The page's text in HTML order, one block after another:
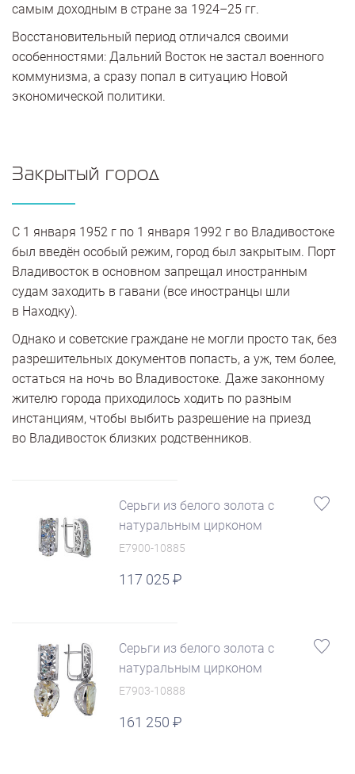
самым доходным в стране за 1924–25 гг.
Восстановительный период отличался своими
особенностями: Дальний Восток не застал военного
коммунизма, а сразу попал в ситуацию Новой
экономической политики.
Закрытый город
С 1 января 1952 г по 1 января 1992 г во Владивостоке
был введён особый режим, город был закрытым. Порт
Владивосток в основном запрещал иностранным
судам заходить в гавани (все иностранцы шли
в Находку).
Однако и советские граждане не могли просто так, без
разрешительных документов попасть, а уж, тем более,
остаться на ночь во Владивостоке. Даже законному
жителю города приходилось ходить по разным
инстанциям, чтобы выбить разрешение на приезд
во Владивосток близких родственников.
Серьги из белого золота с
натуральным цирконом
E7900-10885
117 025
Серьги из белого золота с
натуральным цирконом
E7903-10888
161 250